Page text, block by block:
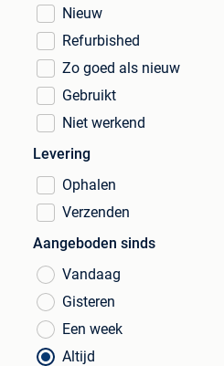
Nieuw
Refurbished
Zo goed als nieuw
Gebruikt
Niet werkend
Levering
Ophalen
Verzenden
Aangeboden sinds
Vandaag
Gisteren
Een week
Altijd